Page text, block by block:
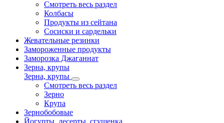
Смотреть весь раздел
Колбасы
Продукты из сейтана
Сосиски и сардельки
Жевательные резинки
Замороженные продукты
Заморозка Джаганнат
Зерна, крупы
Зерна, крупы
Смотреть весь раздел
Зерно
Крупа
Зернобобовые
Йогурты, десерты, сгущенка